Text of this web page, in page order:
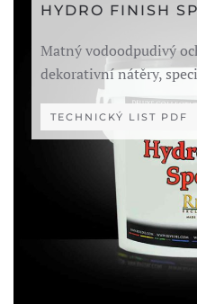
HYDRO FINISH
Matný vodoodpudivý
dekorativní nátěry,
TECHNICKÝ LIST PDF